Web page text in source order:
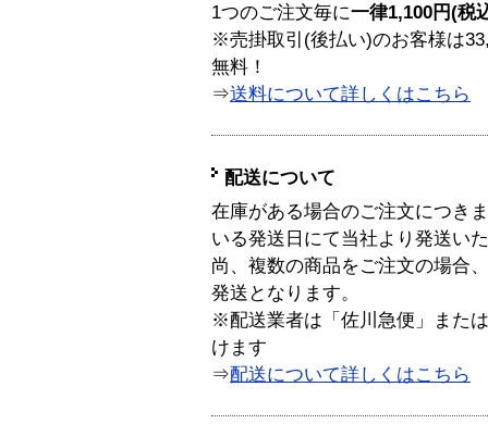
1つのご注文毎に一律1,100円(税
※売掛取引(後払い)のお客様は
無料！
⇒送料について詳しくはこちら
配送について
在庫がある場合のご注文につき
いる発送日にて当社より発送い
尚、複数の商品をご注文の場合
発送となります。
※配送業者は「佐川急便」また
けます
⇒配送について詳しくはこちら